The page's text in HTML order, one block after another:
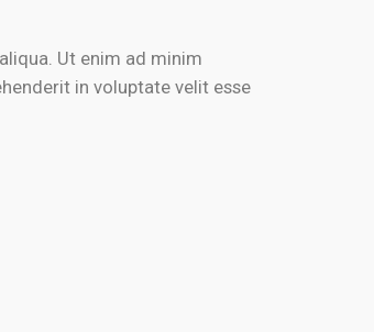
Ut enim ad minim
in voluptate velit esse